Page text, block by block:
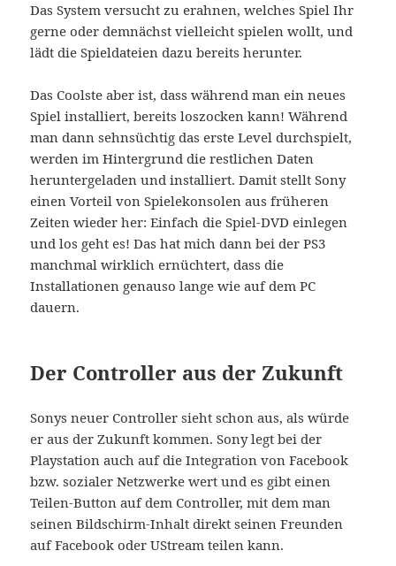
Das System versucht zu erahnen, welches Spiel Ihr
gerne oder demnächst vielleicht spielen wollt, und
lädt die Spieldateien dazu bereits herunter.
Das Coolste aber ist, dass während man ein neues
Spiel installiert, bereits loszocken kann! Während
man dann sehnsüchtig das erste Level durchspielt,
werden im Hintergrund die restlichen Daten
heruntergeladen und installiert. Damit stellt Sony
einen Vorteil von Spielekonsolen aus früheren
Zeiten wieder her: Einfach die Spiel-DVD einlegen
und los geht es! Das hat mich dann bei der PS3
manchmal wirklich ernüchtert, dass die
Installationen genauso lange wie auf dem PC
dauern.
Der Controller aus der Zukunft
Sonys neuer Controller sieht schon aus, als würde
er aus der Zukunft kommen. Sony legt bei der
Playstation auch auf die Integration von Facebook
bzw. sozialer Netzwerke wert und es gibt einen
Teilen-Button auf dem Controller, mit dem man
seinen Bildschirm-Inhalt direkt seinen Freunden
auf Facebook oder UStream teilen kann.